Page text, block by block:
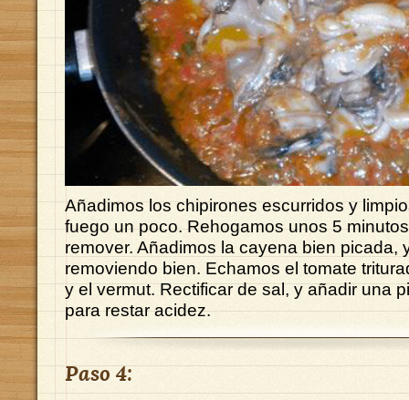
Añadimos los chipirones escurridos y
fuego un poco. Rehogamos unos 5
remover. Añadimos la cayena bien picada,
removiendo bien. Echamos el tomate
y el vermut. Rectificar de sal, y añadir una
para restar acidez.
Paso 4: